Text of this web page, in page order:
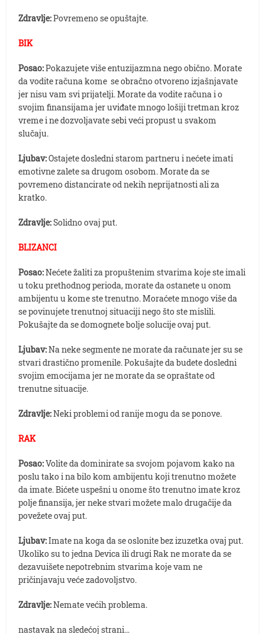
Zdravlje:Povremeno se opuštajte.
BIK
Posao:Pokazujete više entuzijazmna nego obično. Morate
da vodite računa kome se obračno otvoreno izjašnjavate
jer nisu vam svi prijatelji. Morate da vodite računa i o
svojim finansijama jer uviđate mnogo lošiji tretman kroz
vreme i ne dozvoljavate sebi veći propust u svakom
slučaju.
Ljubav:Ostajete dosledni starom partneru i nećete imati
emotivne zalete sa drugom osobom. Morate da se
povremeno distancirate od nekih neprijatnosti ali za
kratko.
Zdravlje:Solidno ovaj put.
BLIZANCI
Posao:Nećete žaliti za propuštenim stvarima koje ste imali
u toku prethodnog perioda, morate da ostanete u onom
ambijentu u kome ste trenutno. Moraćete mnogo više da
se povinujete trenutnoj situaciji nego što ste mislili.
Pokušajte da se domognete bolje solucije ovaj put.
Ljubav:Na neke segmente ne morate da računate jer su se
stvari drastično promenile. Pokušajte da budete dosledni
svojim emocijama jer ne morate da se opraštate od
trenutne situacije.
Zdravlje:Neki problemi od ranije mogu da se ponove.
RAK
Posao:Volite da dominirate sa svojom pojavom kako na
poslu tako i na bilo kom ambijentu koji trenutno možete
da imate. Bićete uspešni u onome što trenutno imate kroz
polje finansija, jer neke stvari možete malo drugačije da
povežete ovaj put.
Ljubav:Imate na koga da se oslonite bez izuzetka ovaj put.
Ukoliko su to jedna Devica ili drugi Rak ne morate da se
dezavuišete nepotrebnim stvarima koje vam ne
pričinjavaju veće zadovoljstvo.
Zdravlje:Nemate većih problema.
nastavak na sledećoj strani…